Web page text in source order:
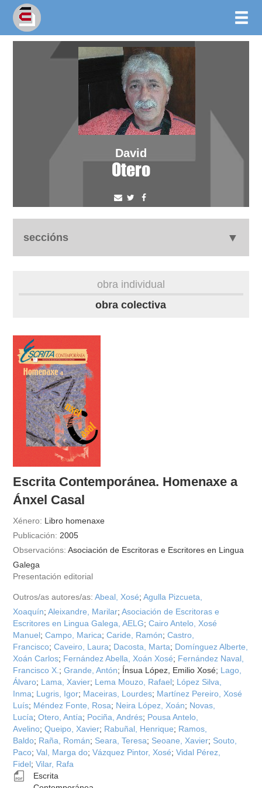
David
Otero
seccións
videoteca
materiais didácticos
outros docs
obra individual
obra colectiva
Escrita Contemporánea. Homenaxe a
Ánxel Casal
Xénero: Libro homenaxe
Publicación: 2005
Observacións: Asociación de Escritoras e Escritores en Lingua
Galega
Presentación editorial
Outros/as autores/as: Abeal, Xosé;Agulla Pizcueta,
Xoaquín;Aleixandre, Marilar;Asociación de Escritoras e
Escritores en Lingua Galega, AELG;Cairo Antelo, Xosé
Manuel;Campo, Marica;Caride, Ramón;Castro,
Francisco;Caveiro, Laura; Dacosta, Marta; Domínguez Alberte,
Xoán Carlos; Fernández Abella, Xoán Xosé; Fernández Naval,
Francisco X. ;Grande, Antón; Ínsua López, Emilio Xosé; Lago,
Álvaro; Lama, Xavier; Lema Mouzo, Rafael; López Silva,
Inma; Lugris, Igor; Maceiras, Lourdes; Martínez Pereiro, Xosé
Luís; Méndez Fonte, Rosa; Neira López, Xoán; Novas,
Lucía;Otero, Antía; Pociña, Andrés; Pousa Antelo,
Avelino;Queipo, Xavier; Rabuñal, Henrique; Ramos,
Baldo; Raña, Román; Seara, Teresa; Seoane, Xavier; Souto,
Paco;Val, Marga do;Vázquez Pintor, Xosé;Vidal Pérez,
Fidel;Vilar, Rafa
Escrita